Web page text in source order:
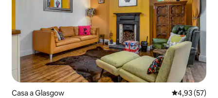
Casa a Glasgow 4,93 de
4,93 (57)